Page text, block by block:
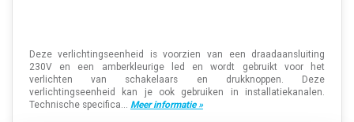
Deze verlichtingseenheid is voorzien van een draadaansluiting
230V en een amberkleurige led en wordt gebruikt voor het
verlichten van schakelaars en drukknoppen. Deze
verlichtingseenheid kan je ook gebruiken in installatiekanalen.
Technische specifica... Meer informatie »